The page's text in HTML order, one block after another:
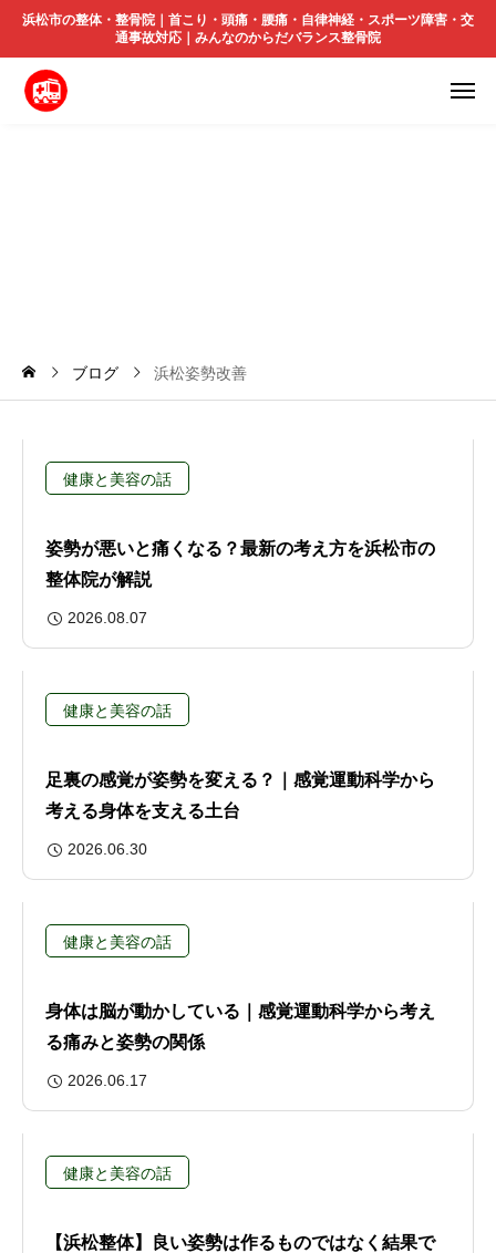
浜松市の整体・整骨院｜首こり・頭痛・腰痛・自律神経・スポーツ障害・交
通事故対応｜みんなのからだバランス整骨院
ブログ 浜松姿勢改善
健康と美容の話
姿勢が悪いと痛くなる？最新の考え方を浜松市の
整体院が解説
2026.08.07
健康と美容の話
足裏の感覚が姿勢を変える？｜感覚運動科学から
考える身体を支える土台
2026.06.30
健康と美容の話
身体は脳が動かしている｜感覚運動科学から考え
る痛みと姿勢の関係
2026.06.17
健康と美容の話
【浜松整体】良い姿勢は作るものではなく結果で